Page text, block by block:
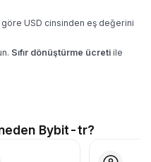
göre USD cinsinden eş değerini
Sıfır dönüştürme ücreti ile
Bybit-tr?